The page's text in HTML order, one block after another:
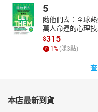
5
隨他們去：全球
萬人命運的心理
書】
$315
1 % (賺3點)
本店最新到貨